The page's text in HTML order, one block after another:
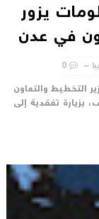
يزور
في عدن
0
والتعاون
تفقدية إلى